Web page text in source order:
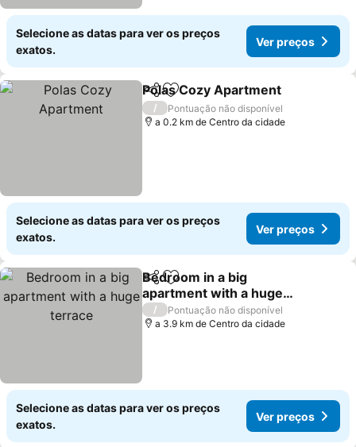
Selecione as datas para ver os preços
exatos.
Ver preços
PartilharAdicionar aos favoritos
Polas Cozy Apartment
/
Pontuação não disponível
a 0.2 km de Centro da cidade
Selecione as datas para ver os preços
exatos.
Ver preços
PartilharAdicionar aos favoritos
Bedroom in a big
apartment with a huge
terrace
/
Pontuação não disponível
a 3.9 km de Centro da cidade
Selecione as datas para ver os preços
exatos.
Ver preços